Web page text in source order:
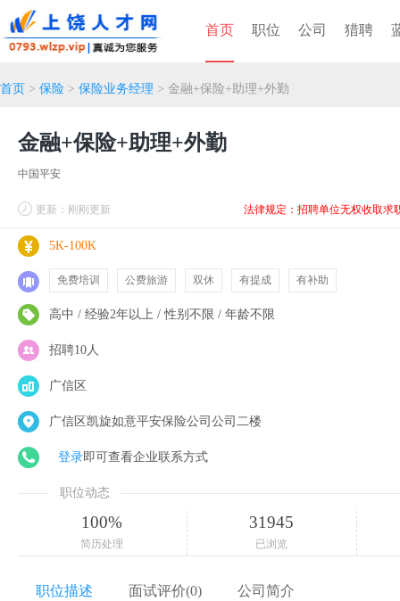
首页 职位 公司 猎聘
首页 > 保险 > 保险业务经理 > 金融+保险+助理+外勤
金融+保险+助理+外勤
中国平安
更新：刚刚更新 法律规定：招聘单位无权收取求
5K-100K
免费培训 公费旅游 双休 有提成 有补助
高中 / 经验2年以上 / 性别不限 / 年龄不限
招聘10人
广信区
广信区凯旋如意平安保险公司公司二楼
登录即可查看企业联系方式
职位动态
100%
简历处理
31945
已浏览
职位描述 面试评价(0) 公司简介